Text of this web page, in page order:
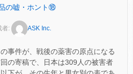
の嘘・ホント⑱
者: ASK Inc.
事件が、戦後の薬害の原点になる
の寄稿で、日本は309人の被害者